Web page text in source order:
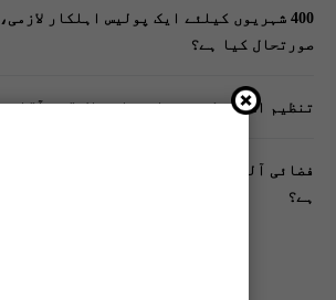
400 شہریوں کیلئے ایک پولیس اہلکار
صورتحال کیا ہے؟
تنظیم اسلامی کے زیرِ اہتمام ملک گیر
فضائی آلودگی انسانی دماغ کیلیے کیسے
ہے؟